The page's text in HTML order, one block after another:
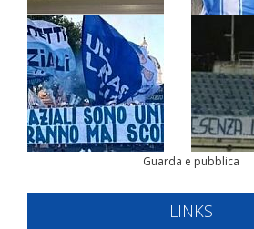
Guarda e pubblica
LINKS